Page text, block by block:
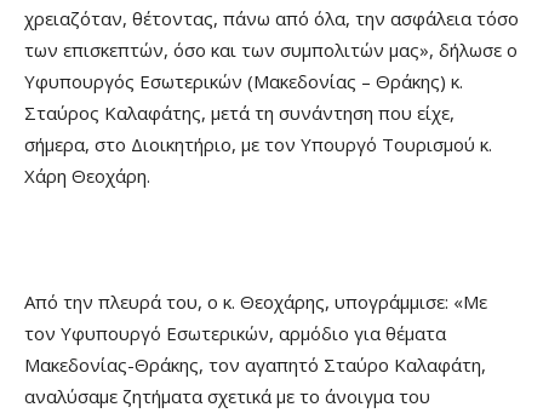
χρειαζόταν, θέτοντας, πάνω από όλα, την ασφάλεια τόσο
των επισκεπτών, όσο και των συμπολιτών μας», δήλωσε ο
Υφυπουργός Εσωτερικών (Μακεδονίας – Θράκης) κ.
Σταύρος Καλαφάτης, μετά τη συνάντηση που είχε,
σήμερα, στο Διοικητήριο, με τον Υπουργό Τουρισμού κ.
Χάρη Θεοχάρη.
Από την πλευρά του, ο κ. Θεοχάρης, υπογράμμισε: «Με
τον Υφυπουργό Εσωτερικών, αρμόδιο για θέματα
Μακεδονίας-Θράκης, τον αγαπητό Σταύρο Καλαφάτη,
αναλύσαμε ζητήματα σχετικά με το άνοιγμα του